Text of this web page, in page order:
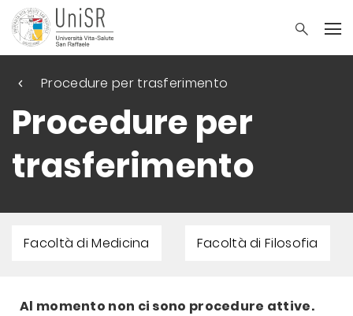
Procedure per trasferimento
Procedure per
trasferimento
Facoltà di Medicina Facoltà di Filosofia
Al momento non ci sono procedure attive.